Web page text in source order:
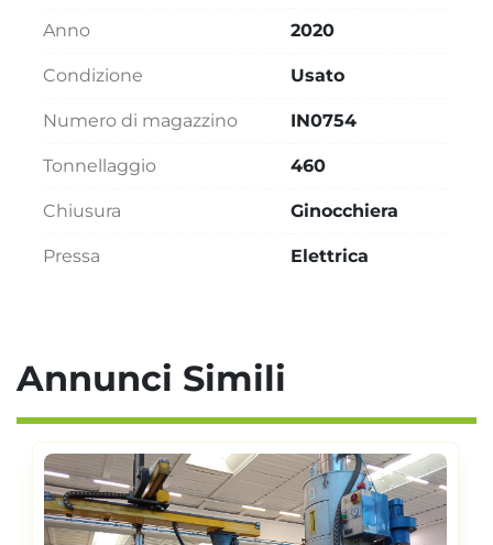
Anno 2020
Condizione Usato
Numero di magazzino IN0754
Tonnellaggio 460
Chiusura Ginocchiera
Pressa Elettrica
Annunci Simili